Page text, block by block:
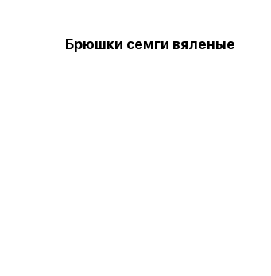
Брюшки семги вяленые